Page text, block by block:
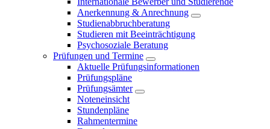
Anerkennung & Anrechnung
Studienabbruchberatung
Studieren mit Beeinträchtigung
Psychosoziale Beratung
Prüfungen und Termine
Aktuelle Prüfungsinformationen
Prüfungspläne
Prüfungsämter
Noteneinsicht
Stundenpläne
Rahmentermine